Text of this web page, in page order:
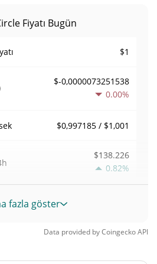
Fiyatı Bugün
$1
$-0,0000073251538
0.00%
$0,997185 / $1,001
$138.226
0.82%
0,0000095223753%
#4590
fazla göster
Data provided byCoingeckoAPI